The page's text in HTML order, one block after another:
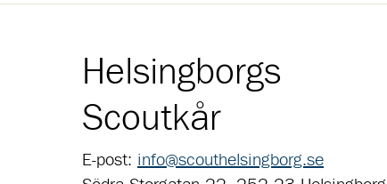
Helsingborgs
Scoutkår
E-post: info@scouthelsingborg.se